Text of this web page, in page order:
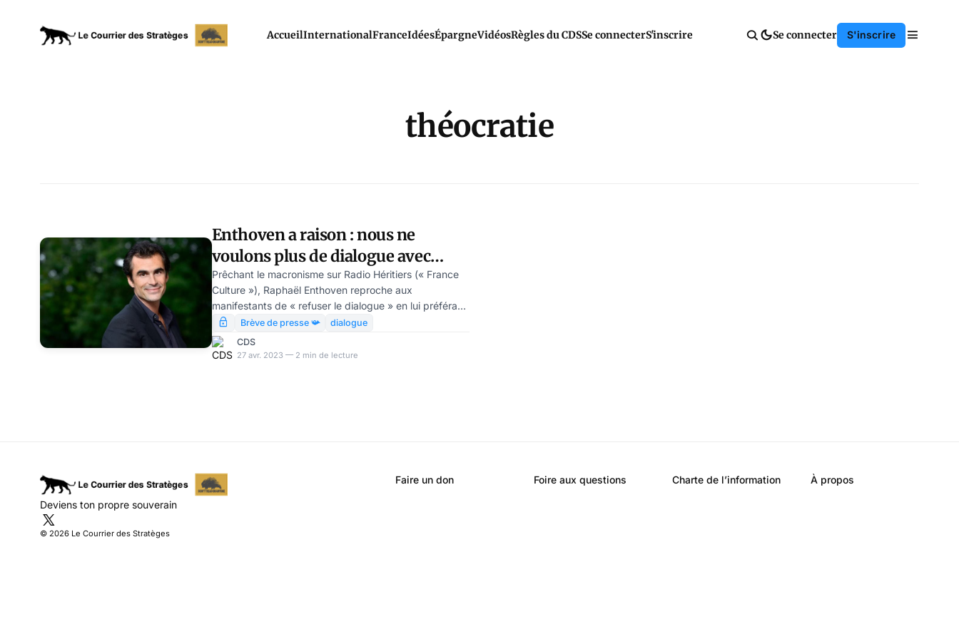
AccueilInternationalFranceIdéesÉpargneVidéosRègles du CDSSe connecterS'inscrire Se connecter S'inscrire
théocratie
Enthoven a raison : nous ne
voulons plus de dialogue avec
Macron, par Modeste Schwartz
Prêchant le macronisme sur Radio Héritiers (« France
Culture »), Raphaël Enthoven reproche aux
manifestants de « refuser le dialogue » en lui préférant
le bruit (des casseroles). Il a parfaitement raison.
Brève de presse 📯
dialogue
CDS
27 avr. 2023 — 2 min de lecture
Deviens ton propre souverain
© 2026 Le Courrier des Stratèges
Faire un don Foire aux questions Charte de l’information À propos